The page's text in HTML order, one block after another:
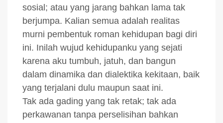
sosial; atau yang jarang bahkan lama tak
berjumpa. Kalian semua adalah realitas
murni pembentuk roman kehidupan bagi diri
ini. Inilah wujud kehidupanku yang sejati
karena aku tumbuh, jatuh, dan bangun
dalam dinamika dan dialektika kekitaan, baik
yang terjalani dulu maupun saat ini.
Tak ada gading yang tak retak; tak ada
perkawanan tanpa perselisihan bahkan